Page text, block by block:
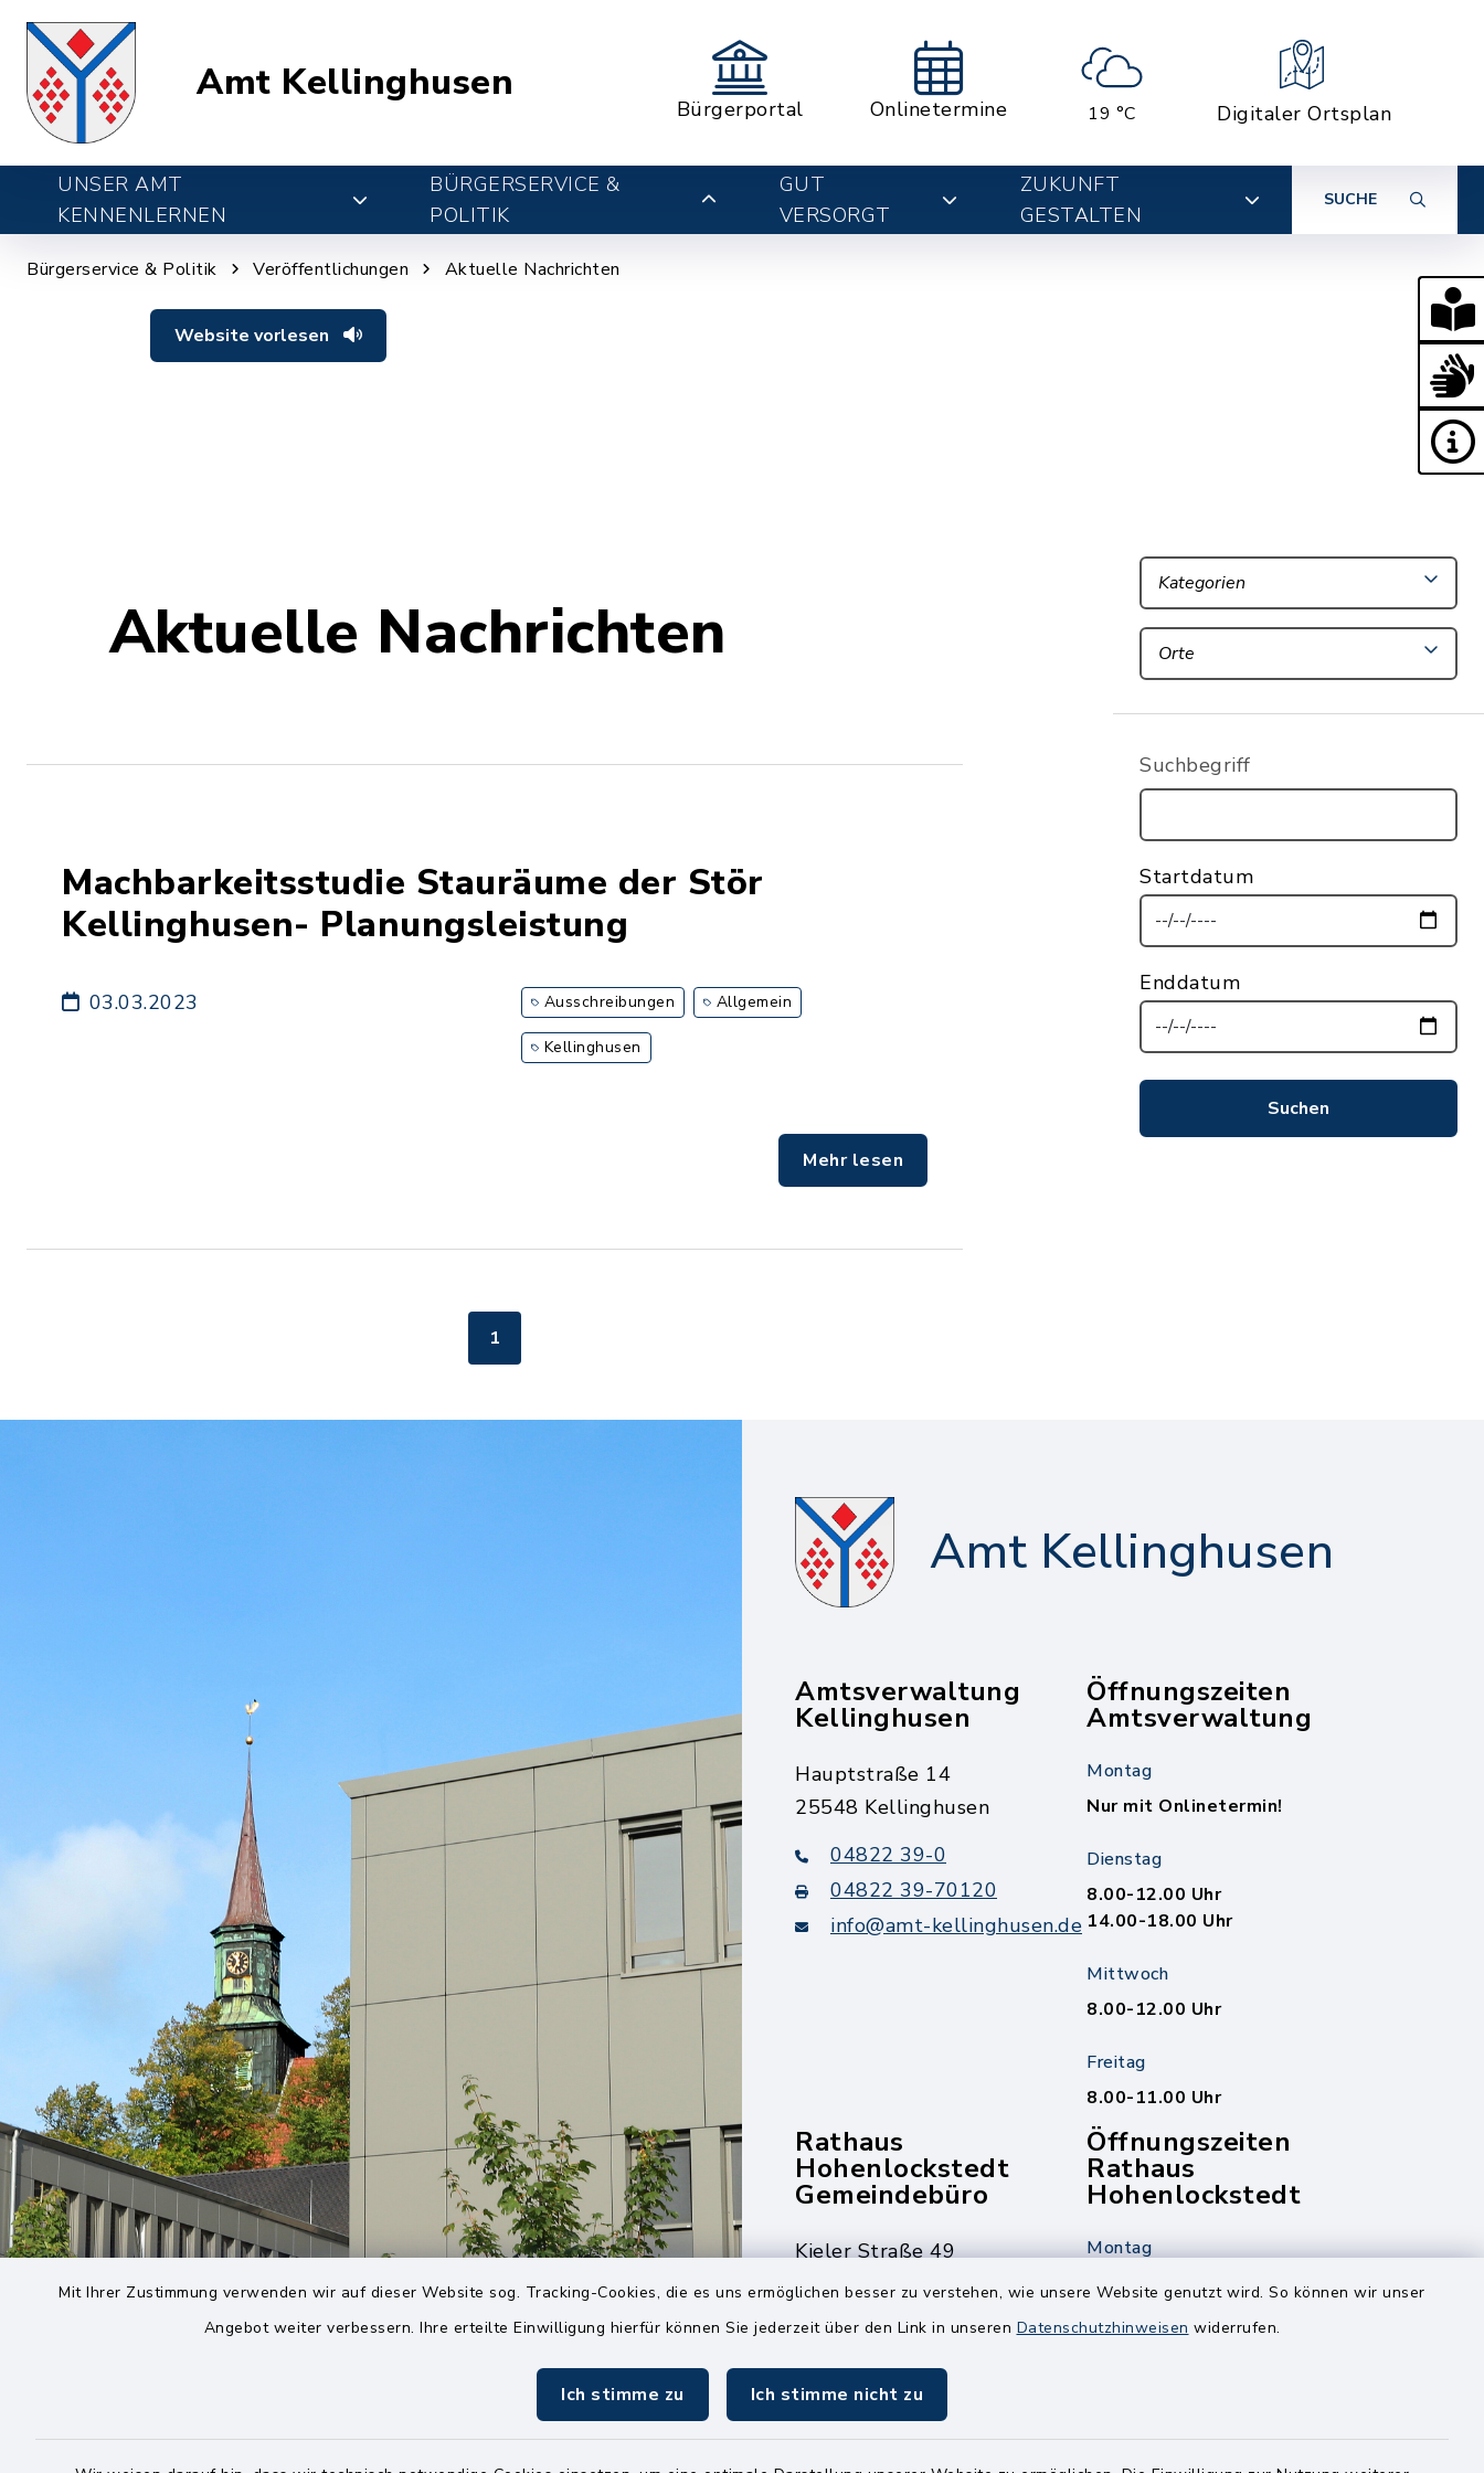
Mit Ihrer Zustimmung verwenden wir auf dieser Website sog. Tracking-Cookies, die es uns ermöglichen besser zu verstehen, wie unsere Website genutzt wird. So können wir unser
Angebot weiter verbessern. Ihre erteilte Einwilligung hierfür können Sie jederzeit über den Link in unseren Datenschutzhinweisen widerrufen.
Ich stimme zu Ich stimme nicht zu
Amt Kellinghusen
Bürgerportal Onlinetermine 19 °C Digitaler Ortsplan
UNSER AMT
KENNENLERNEN
BÜRGERSERVICE &
POLITIK
GUT
VERSORGT
ZUKUNFT
GESTALTEN
SUCHE
Bürgerservice & Politik Veröffentlichungen Aktuelle Nachrichten
Website vorlesen
Aktuelle Nachrichten
Machbarkeitsstudie Stauräume der Stör
Kellinghusen- Planungsleistung
03.03.2023 Ausschreibungen Allgemein
Kellinghusen
Mehr lesen
1
Kategorien
Orte
Suchbegriff
Startdatum
Enddatum
Amt Kellinghusen
Amtsverwaltung
Kellinghusen
Hauptstraße 14
25548 Kellinghusen
04822 39-0
04822 39-70120
info@amt-kellinghusen.de
Öffnungszeiten
Amtsverwaltung
Montag
Nur mit Onlinetermin!
Dienstag
8.00-12.00 Uhr
14.00-18.00 Uhr
Mittwoch
8.00-12.00 Uhr
Freitag
8.00-11.00 Uhr
Rathaus
Hohenlockstedt
Gemeindebüro
Kieler Straße 49
25551 Hohenlockstedt
04826 30-0
04826 30-15
info@amt-kellinghusen.de
Öffnungszeiten
Rathaus
Hohenlockstedt
Montag
Nur mit Onlinetermin!
Dienstag